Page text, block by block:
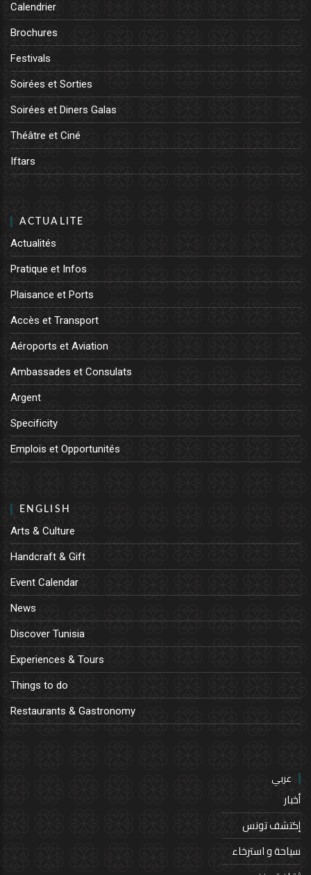
Calendrier
Brochures
Festivals
Soirées et Sorties
Soirées et Diners Galas
Théâtre et Ciné
Iftars
ACTUALITE
Actualités
Pratique et Infos
Plaisance et Ports
Accès et Transport
Aéroports et Aviation
Ambassades et Consulats
Argent
Specificity
Emplois et Opportunités
ENGLISH
Arts & Culture
Handcraft & Gift
Event Calendar
News
Discover Tunisia
Experiences & Tours
Things to do
Restaurants & Gastronomy
عربي
أخبار
إكتشف تونس
سياحة و استرخاء